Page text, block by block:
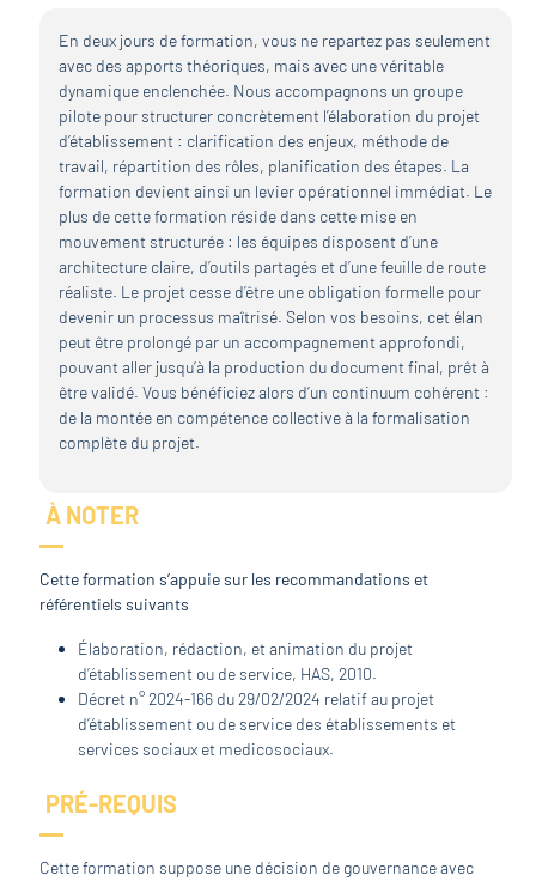
En deux jours de formation, vous ne repartez pas seulement
avec des apports théoriques, mais avec une véritable
dynamique enclenchée. Nous accompagnons un groupe
pilote pour structurer concrètement l’élaboration du projet
d’établissement : clarification des enjeux, méthode de
travail, répartition des rôles, planification des étapes. La
formation devient ainsi un levier opérationnel immédiat. Le
plus de cette formation réside dans cette mise en
mouvement structurée : les équipes disposent d’une
architecture claire, d’outils partagés et d’une feuille de route
réaliste. Le projet cesse d’être une obligation formelle pour
devenir un processus maîtrisé. Selon vos besoins, cet élan
peut être prolongé par un accompagnement approfondi,
pouvant aller jusqu’à la production du document final, prêt à
être validé. Vous bénéficiez alors d’un continuum cohérent :
de la montée en compétence collective à la formalisation
complète du projet.
À NOTER
Cette formation s’appuie sur les recommandations et
référentiels suivants
Élaboration, rédaction, et animation du projet
d’établissement ou de service, HAS, 2010.
Décret n° 2024-166 du 29/02/2024 relatif au projet
d’établissement ou de service des établissements et
services sociaux et medicosociaux.
PRÉ-REQUIS
Cette formation suppose une décision de gouvernance avec